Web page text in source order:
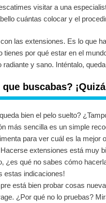
visitar a una
cuántas colocar y el
las extensiones. Es lo que
por qué estar en el
y sano. Inténtalo,
buscabas?
bien el pelo suelto?
más sencilla es un simple
para ver cuál es la mejor
extensiones está muy
¿es qué no sabes cómo
estas indicaciones!
está bien probar cosas
¿Por qué no lo pruebas?